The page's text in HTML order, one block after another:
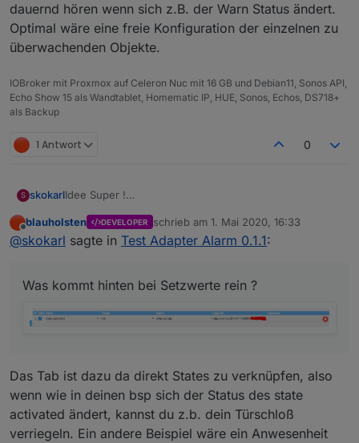
dauernd hören wenn sich z.B. der Warn Status ändert.
Optimal wäre eine freie Konfiguration der einzelnen zu
überwachenden Objekte.
IOBroker mit Proxmox auf Celeron Nuc mit 16 GB und Debian11, Sonos API,
Echo Show 15 als Wandtablet, Homematic IP, HUE, Sonos, Echos, DS718+
als Backup
1 Antwort 0
S skokarlIdee Super !
aber nen ganz kleines Beispiel für den Einstieg fehlt
noch ....
edit :
Was kommt hinten bei Setzwerte rein ?
Offline
blauholsten DEVELOPER schrieb am 1. Mai 2020, 16:33
zuletzt editiert von
@skokarl sagte in Test Adapter Alarm 0.1.1:
Was kommt hinten bei Setzwerte rein ?
Das Tab ist dazu da direkt States zu verknüpfen, also
wenn wie in deinen bsp sich der Status des state
activated ändert, kannst du z.b. dein Türschloß
verriegeln. Ein andere Beispiel wäre ein Anwesenheit